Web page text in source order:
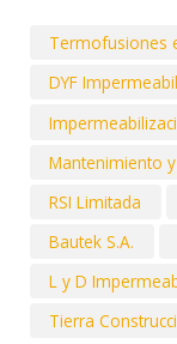
Termofusiones
DYF
Mantenimiento
RSI Limitada
Bautek S.A.
L y D
Tierra